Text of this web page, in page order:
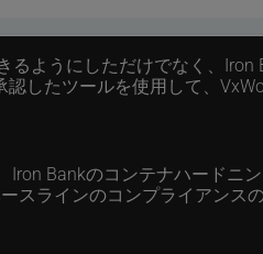
ようにしただけでなく、
したツールを使用して、
Bankのコンテナハードニ
スラインのコンプライアンス